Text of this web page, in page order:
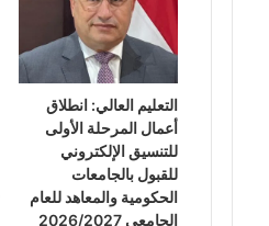
التعليم العالي: انطلاق
أعمال المرحلة الأولى
للتنسيق الإلكتروني
للقبول بالجامعات
الحكومية والمعاهد للعام
الجامعي 2026/2027